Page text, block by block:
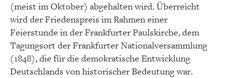
(meist im Oktober) abgehalten wird. Überreicht
wird der Friedenspreis im Rahmen einer
Feierstunde in der Frankfurter Paulskirche, dem
Tagungsort der Frankfurter Nationalversammlung
(1848), die für die demokratische Entwicklung
Deutschlands von historischer Bedeutung war.